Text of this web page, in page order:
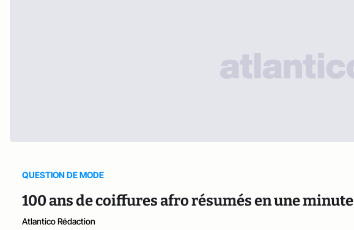
QUESTION DE MODE
100 ans de coiffures afro résumés en une minute
Atlantico Rédaction